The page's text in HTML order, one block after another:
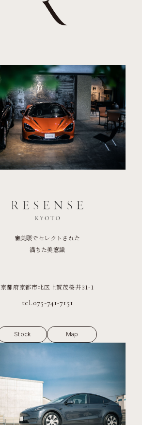
審美眼でセレクトされた
満ちた美意識
京都府京都市北区上賀茂桜井31-1
tel.075-741-7151
Stock Map